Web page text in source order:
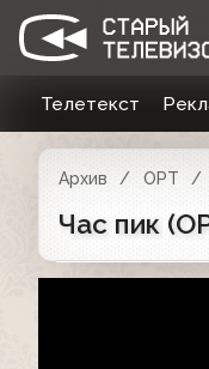
Телетекст
Архив ОРТ
Час пик